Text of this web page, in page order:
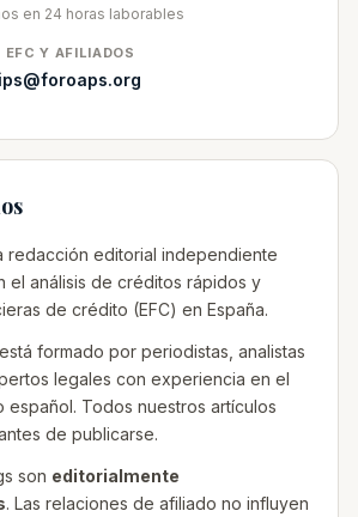
en 24 horas laborables
EFC Y AFILIADOS
redacción editorial independiente
el análisis de créditos rápidos y
de crédito (EFC) en España.
formado por periodistas, analistas
legales con experiencia en el
español. Todos nuestros artículos
de publicarse.
son editorialmente
. Las relaciones de afiliado no influyen